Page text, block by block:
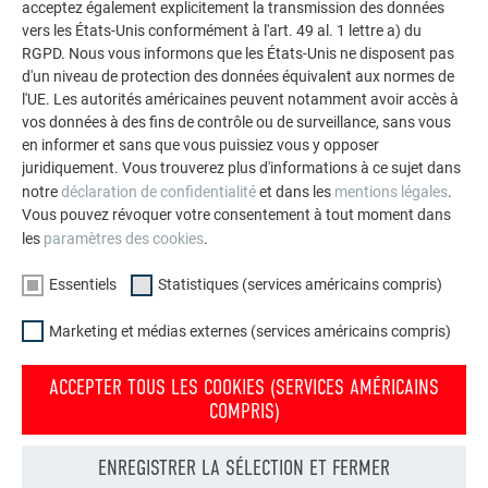
façades.
VOIR DAVANTAGE DE RÉFÉRENCES
acceptez également explicitement la transmission des données
vers les États-Unis conformément à l'art. 49 al. 1 lettre a) du
RGPD. Nous vous informons que les États-Unis ne disposent pas
d'un niveau de protection des données équivalent aux normes de
l'UE. Les autorités américaines peuvent notamment avoir accès à
vos données à des fins de contrôle ou de surveillance, sans vous
en informer et sans que vous puissiez vous y opposer
juridiquement. Vous trouverez plus d'informations à ce sujet dans
notredéclaration de confidentialitéet dans les mentions légales.
Vous pouvez révoquer votre consentement à tout moment dans
les paramètres des cookies.
Essentiels Statistiques (services américains compris)
Marketing et médias externes (services américains compris)
ACCEPTER TOUS LES COOKIES (SERVICES AMÉRICAINS
COMPRIS)
ENREGISTRER LA SÉLECTION ET FERMER